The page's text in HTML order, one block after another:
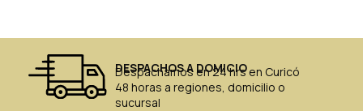
DESPACHOS A DOMICIO
Despachamos en 24 hrs en Curicó
48 horas a regiones, domicilio o
sucursal